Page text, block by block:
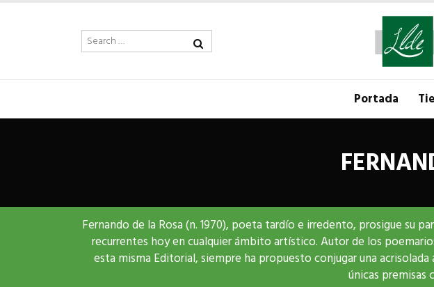
Portada
Fernando de la Rosa (n. 1970), poeta tardío e irredento, prosigue
recurrentes hoy en cualquier ámbito artístico. Autor de los
esta misma Editorial, siempre ha propuesto conjugar una
únicas